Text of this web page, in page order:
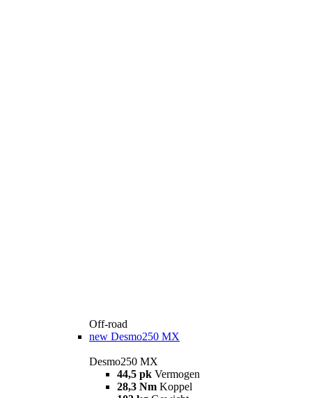
Off-road
new Desmo250 MX
Desmo250 MX
44,5 pk Vermogen
28,3 Nm Koppel